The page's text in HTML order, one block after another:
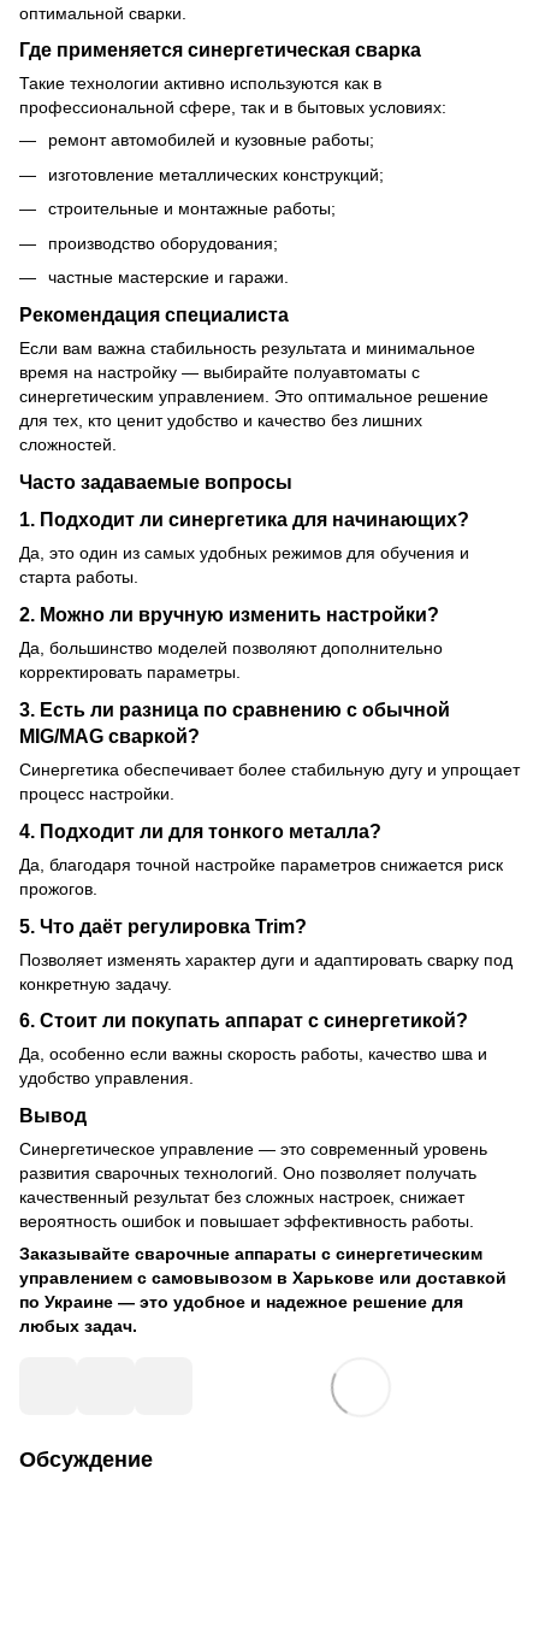
оптимальной сварки.
Где применяется синергетическая сварка
Такие технологии активно используются как в
профессиональной сфере, так и в бытовых условиях:
ремонт автомобилей и кузовные работы;
изготовление металлических конструкций;
строительные и монтажные работы;
производство оборудования;
частные мастерские и гаражи.
Рекомендация специалиста
Если вам важна стабильность результата и минимальное
время на настройку — выбирайте полуавтоматы с
синергетическим управлением. Это оптимальное решение
для тех, кто ценит удобство и качество без лишних
сложностей.
Часто задаваемые вопросы
1. Подходит ли синергетика для начинающих?
Да, это один из самых удобных режимов для обучения и
старта работы.
2. Можно ли вручную изменить настройки?
Да, большинство моделей позволяют дополнительно
корректировать параметры.
3. Есть ли разница по сравнению с обычной
MIG/MAG сваркой?
Синергетика обеспечивает более стабильную дугу и упрощает
процесс настройки.
4. Подходит ли для тонкого металла?
Да, благодаря точной настройке параметров снижается риск
прожогов.
5. Что даёт регулировка Trim?
Позволяет изменять характер дуги и адаптировать сварку под
конкретную задачу.
6. Стоит ли покупать аппарат с синергетикой?
Да, особенно если важны скорость работы, качество шва и
удобство управления.
Вывод
Синергетическое управление — это современный уровень
развития сварочных технологий. Оно позволяет получать
качественный результат без сложных настроек, снижает
вероятность ошибок и повышает эффективность работы.
Заказывайте сварочные аппараты с синергетическим
управлением с самовывозом в Харькове или доставкой
по Украине — это удобное и надежное решение для
любых задач.
Обсуждение